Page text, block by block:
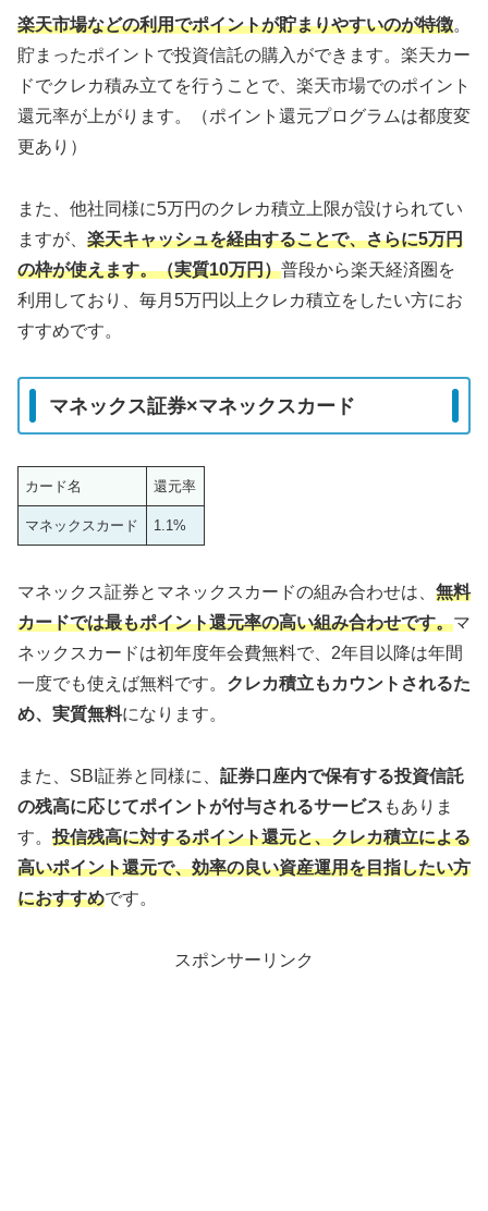
楽天市場などの利用でポイントが貯まりやすいのが特徴。
貯まったポイントで投資信託の購入ができます。楽天カー
ドでクレカ積み立てを行うことで、楽天市場でのポイント
還元率が上がります。（ポイント還元プログラムは都度変
更あり）
また、他社同様に5万円のクレカ積立上限が設けられてい
ますが、 楽天キャッシュを経由することで、さらに5万円
の枠が使えます。（実質10万円）普段から楽天経済圏を
利用しており、毎月5万円以上クレカ積立をしたい方にお
すすめです。
マネックス証券×マネックスカード
カード名 還元率
マネックスカード 1.1%
マネックス証券とマネックスカードの組み合わせは、 無料
カードでは最もポイント還元率の高い組み合わせです。マ
ネックスカードは初年度年会費無料で、2年目以降は年間
一度でも使えば無料です。 クレカ積立もカウントされるた
め、実質無料になります。
また、SBI証券と同様に、 証券口座内で保有する投資信託
の残高に応じてポイントが付与されるサービス もありま
す。 投信残高に対するポイント還元と、クレカ積立による
高いポイント還元で、効率の良い資産運用を目指したい方
におすすめです。
スポンサーリンク